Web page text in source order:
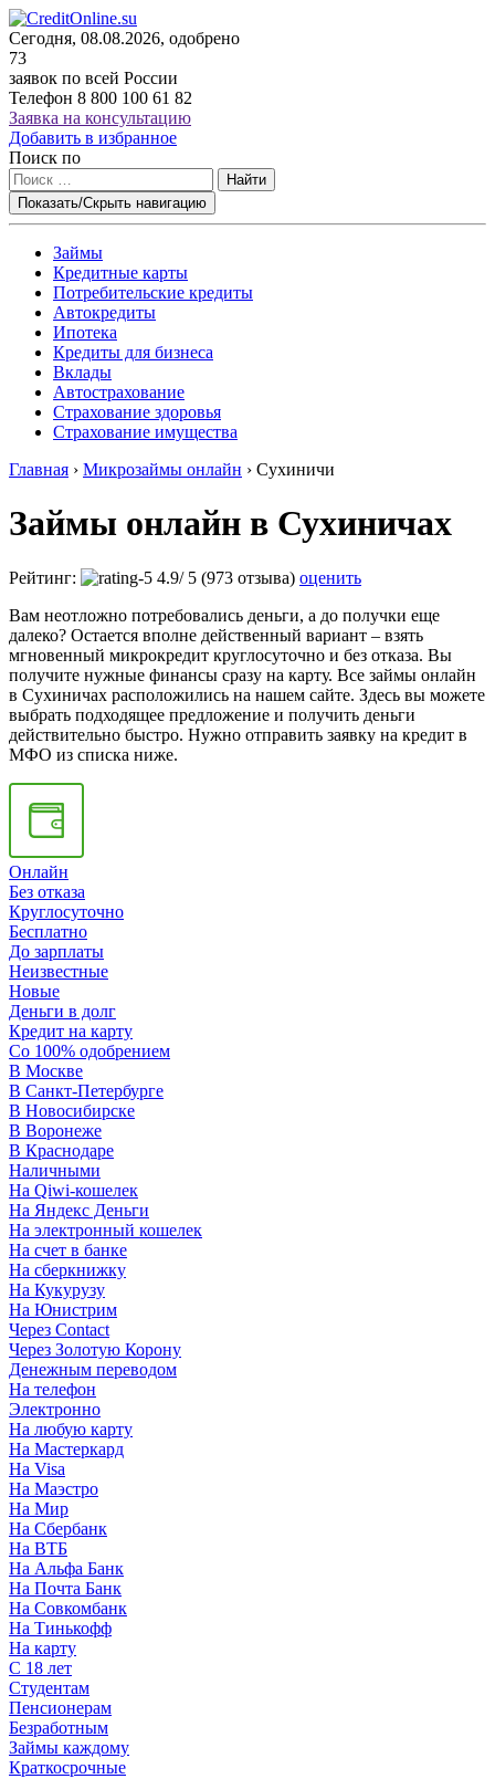
Сегодня, 08.08.2026, одобрено
73
заявок по всей России
Телефон 8 800 100 61 82
Заявка на консультацию
Добавить в избранное
Поиск по
Найти
Показать/Скрыть навигацию
Займы
Кредитные карты
Потребительские кредиты
Автокредиты
Ипотека
Кредиты для бизнеса
Вклады
Автострахование
Страхование здоровья
Страхование имущества
Главная › Микрозаймы онлайн › Сухиничи
Займы онлайн в Сухиничах
Рейтинг: 4.9/ 5 (973 отзыва) оценить
Вам неотложно потребовались деньги, а до получки еще
далеко? Остается вполне действенный вариант – взять
мгновенный микрокредит круглосуточно и без отказа. Вы
получите нужные финансы сразу на карту. Все займы онлайн
в Сухиничах расположились на нашем сайте. Здесь вы можете
выбрать подходящее предложение и получить деньги
действительно быстро. Нужно отправить заявку на кредит в
МФО из списка ниже.
Онлайн
Без отказа
Круглосуточно
Бесплатно
До зарплаты
Неизвестные
Новые
Деньги в долг
Кредит на карту
Со 100% одобрением
В Москве
В Санкт-Петербурге
В Новосибирске
В Воронеже
В Краснодаре
Наличными
На Qiwi-кошелек
На Яндекс Деньги
На электронный кошелек
На счет в банке
На сберкнижку
На Кукурузу
На Юнистрим
Через Contact
Через Золотую Корону
Денежным переводом
На телефон
Электронно
На любую карту
На Мастеркард
На Visa
На Маэстро
На Мир
На Сбербанк
На ВТБ
На Альфа Банк
На Почта Банк
На Совкомбанк
На Тинькофф
На карту
С 18 лет
Студентам
Пенсионерам
Безработным
Займы каждому
Краткосрочные